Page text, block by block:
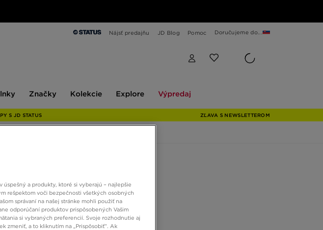
Nájsť predajňu JD Blog Pomoc Doručujeme do...
Značky Kolekcie Explore Výpredaj
S JD STATUS ZĽAVA S NEWSLETTEROM
ADIDAS TRIČKO
12,00 €
a produkty, ktoré si vyberajú – najlepšie
rešpektom voči bezpečnosti všetkých osobných
správaní na našej stránke mohli použiť na
odporúčaní produktov prispôsobených Vašim
si vybraných preferencií. Svoje rozhodnutie aj
zmeniť, a to kliknutím na „Prispôsobiť”. Ak